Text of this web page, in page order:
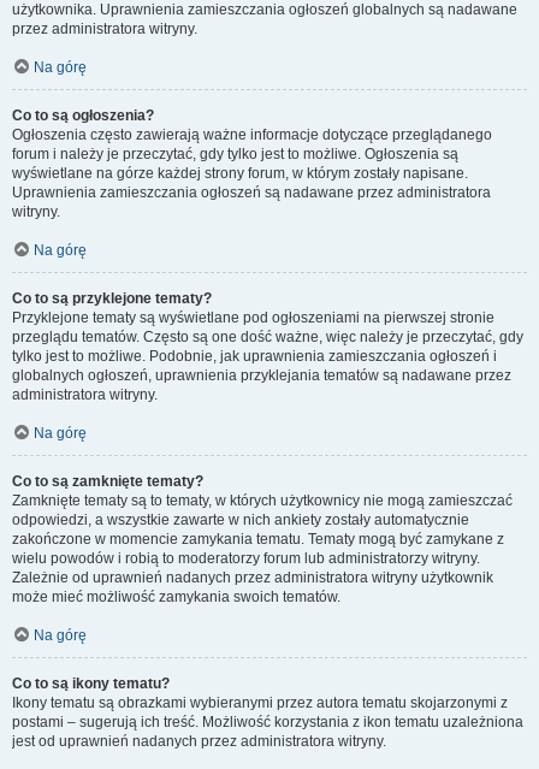
użytkownika. Uprawnienia zamieszczania ogłoszeń globalnych są nadawane
przez administratora witryny.
Na górę
Co to są ogłoszenia?
Ogłoszenia często zawierają ważne informacje dotyczące przeglądanego
forum i należy je przeczytać, gdy tylko jest to możliwe. Ogłoszenia są
wyświetlane na górze każdej strony forum, w którym zostały napisane.
Uprawnienia zamieszczania ogłoszeń są nadawane przez administratora
witryny.
Na górę
Co to są przyklejone tematy?
Przyklejone tematy są wyświetlane pod ogłoszeniami na pierwszej stronie
przeglądu tematów. Często są one dość ważne, więc należy je przeczytać, gdy
tylko jest to możliwe. Podobnie, jak uprawnienia zamieszczania ogłoszeń i
globalnych ogłoszeń, uprawnienia przyklejania tematów są nadawane przez
administratora witryny.
Na górę
Co to są zamknięte tematy?
Zamknięte tematy są to tematy, w których użytkownicy nie mogą zamieszczać
odpowiedzi, a wszystkie zawarte w nich ankiety zostały automatycznie
zakończone w momencie zamykania tematu. Tematy mogą być zamykane z
wielu powodów i robią to moderatorzy forum lub administratorzy witryny.
Zależnie od uprawnień nadanych przez administratora witryny użytkownik
może mieć możliwość zamykania swoich tematów.
Na górę
Co to są ikony tematu?
Ikony tematu są obrazkami wybieranymi przez autora tematu skojarzonymi z
postami – sugerują ich treść. Możliwość korzystania z ikon tematu uzależniona
jest od uprawnień nadanych przez administratora witryny.